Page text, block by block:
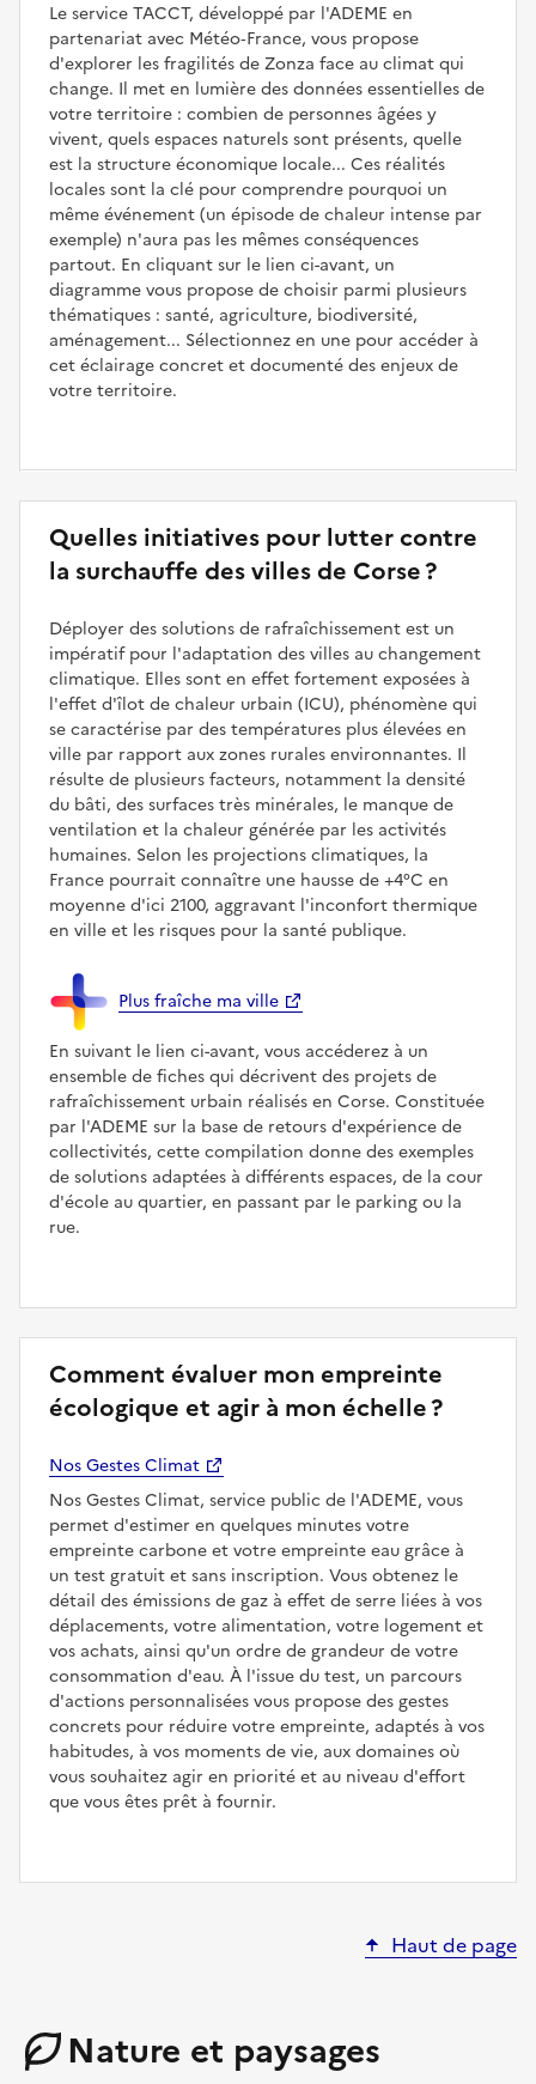
Le service TACCT, développé par l'ADEME en
partenariat avec Météo‑France, vous propose
d'explorer les fragilités de Zonza face au climat qui
change. Il met en lumière des données essentielles de
votre territoire : combien de personnes âgées y
vivent, quels espaces naturels sont présents, quelle
est la structure économique locale... Ces réalités
locales sont la clé pour comprendre pourquoi un
même événement (un épisode de chaleur intense par
exemple) n'aura pas les mêmes conséquences
partout. En cliquant sur le lien ci-avant, un
diagramme vous propose de choisir parmi plusieurs
thématiques : santé, agriculture, biodiversité,
aménagement... Sélectionnez en une pour accéder à
cet éclairage concret et documenté des enjeux de
votre territoire.
Quelles initiatives pour lutter contre
la surchauffe des villes de Corse ?
Déployer des solutions de rafraîchissement est un
impératif pour l'adaptation des villes au changement
climatique. Elles sont en effet fortement exposées à
l'effet d'îlot de chaleur urbain (ICU), phénomène qui
se caractérise par des températures plus élevées en
ville par rapport aux zones rurales environnantes. Il
résulte de plusieurs facteurs, notamment la densité
du bâti, des surfaces très minérales, le manque de
ventilation et la chaleur générée par les activités
humaines. Selon les projections climatiques, la
France pourrait connaître une hausse de +4°C en
moyenne d'ici 2100, aggravant l'inconfort thermique
en ville et les risques pour la santé publique.
Plus fraîche ma ville
En suivant le lien ci-avant, vous accéderez à un
ensemble de fiches qui décrivent des projets de
rafraîchissement urbain réalisés en Corse. Constituée
par l'ADEME sur la base de retours d'expérience de
collectivités, cette compilation donne des exemples
de solutions adaptées à différents espaces, de la cour
d'école au quartier, en passant par le parking ou la
rue.
Comment évaluer mon empreinte
écologique et agir à mon échelle ?
Nos Gestes Climat
Nos Gestes Climat, service public de l'ADEME, vous
permet d'estimer en quelques minutes votre
empreinte carbone et votre empreinte eau grâce à
un test gratuit et sans inscription. Vous obtenez le
détail des émissions de gaz à effet de serre liées à vos
déplacements, votre alimentation, votre logement et
vos achats, ainsi qu'un ordre de grandeur de votre
consommation d'eau. À l'issue du test, un parcours
d'actions personnalisées vous propose des gestes
concrets pour réduire votre empreinte, adaptés à vos
habitudes, à vos moments de vie, aux domaines où
vous souhaitez agir en priorité et au niveau d'effort
que vous êtes prêt à fournir.
Haut de page
Nature et paysages